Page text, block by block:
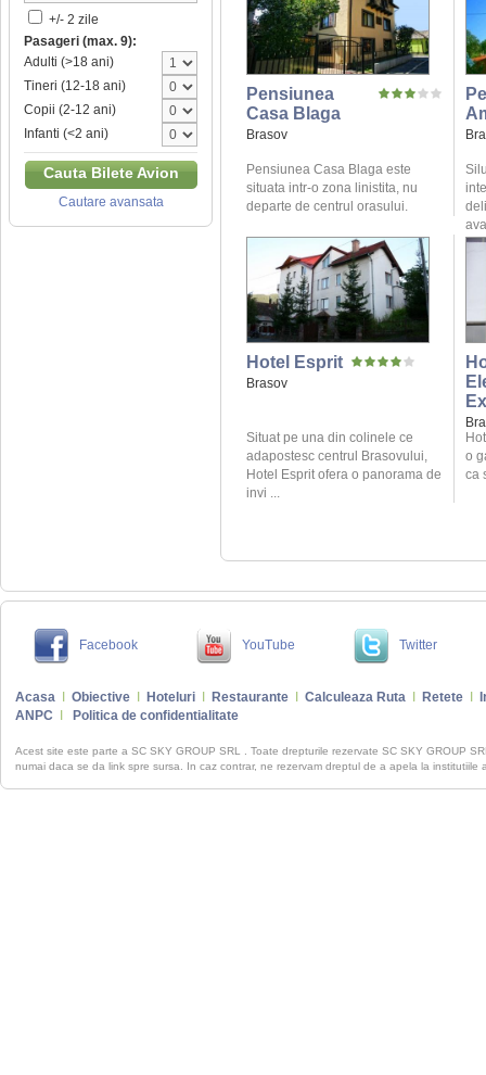
+/- 2 zile
Pasageri (max. 9):
Adulti (>18 ani)
Tineri (12-18 ani)
Copii (2-12 ani)
Infanti (<2 ani)
Cauta Bilete Avion
Cautare avansata
Pensiunea
Casa Blaga
Brasov
Pensiunea Casa Blaga este
situata intr-o zona linistita, nu
departe de centrul orasului.
Hotel Esprit
Brasov
Situat pe una din colinele ce
adapostesc centrul Brasovului,
Hotel Esprit ofera o panorama de
invi ...
o
ca
Facebook YouTube Twitter
Acasa Obiective Hoteluri Restaurante Calculeaza Ruta Retete
ANPC
Politica de confidentialitate
Acest site este parte a SC SKY GROUP SRL . Toate drepturile rezervate SC SKY GROUP
numai daca se da link spre sursa. In caz contrar, ne rezervam dreptul de a apela la institutiile